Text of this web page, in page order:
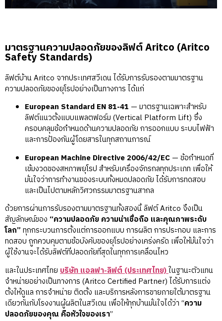
มาตรฐานความปลอดภัยของลิฟต์ Aritco (Aritco
Safety Standards)
ลิฟต์บ้านAritco จากประเทศสวีเดน ได้รับการรับรองตามมาตรฐาน
ความปลอดภัยของยุโรปอย่างเป็นทางการ ได้แก่
European Standard EN 81-41 — มาตรฐานเฉพาะสำหรับ
ลิฟต์แนวตั้งแบบแพลตฟอร์ม (Vertical Platform Lift) ซึ่ง
ครอบคลุมข้อกำหนดด้านความปลอดภัย การออกแบบ ระบบไฟฟ้า
และการป้องกันผู้โดยสารในทุกสถานการณ์
European Machine Directive 2006/42/EC — ข้อกำหนดที่
เข้มงวดของสหภาพยุโรป สำหรับเครื่องจักรกลทุกประเภท เพื่อให้
มั่นใจว่าการทำงานของระบบทั้งหมดปลอดภัย ได้รับการทดสอบ
และเป็นไปตามหลักวิศวกรรมมาตรฐานสากล
ด้วยการผ่านการรับรองตามมาตรฐานทั้งสองนี้ ลิฟต์ Aritco จึงเป็น
สัญลักษณ์ของ “ความปลอดภัย ความน่าเชื่อถือ และคุณภาพระดับ
โลก” ทุกกระบวนการตั้งแต่การออกแบบ การผลิต การประกอบ และการ
ทดสอบ ถูกควบคุมตามข้อบังคับของยุโรปอย่างเคร่งครัด เพื่อให้มั่นใจว่า
ผู้ใช้งานจะได้รับลิฟต์ที่ปลอดภัยที่สุดในทุกการเคลื่อนไหว
และในประเทศไทย บริษัท แอลฟา-ลิฟต์ (ประเทศไทย)ในฐานะตัวแทน
จำหน่ายอย่างเป็นทางการ (Aritco Certified Partner) ได้รับการแต่ง
ตั้งให้ดูแล การจำหน่าย ติดตั้ง และบริการหลังการขายภายใต้มาตรฐาน
เดียวกันกับโรงงานผู้ผลิตในสวีเดน เพื่อให้ทุกบ้านมั่นใจได้ว่า “ความ
ปลอดภัยของคุณ คือหัวใจของเรา”